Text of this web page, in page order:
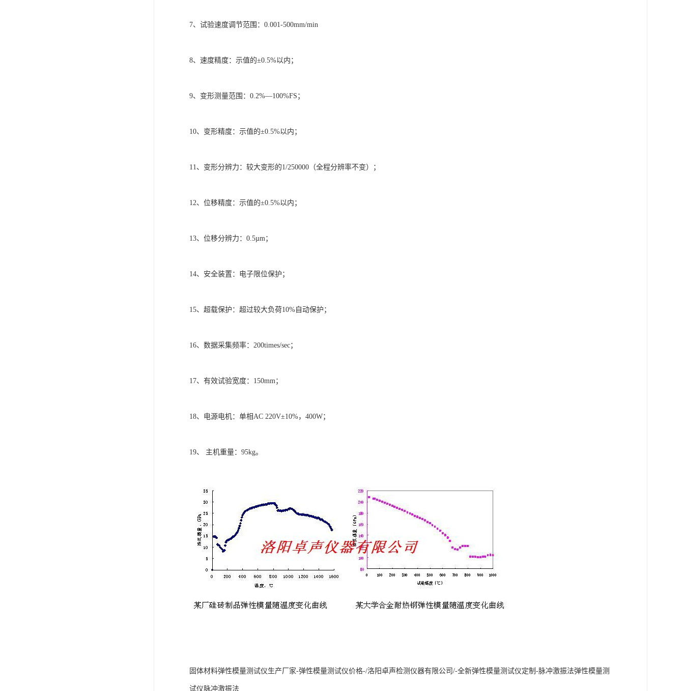
7、试验速度调节范围：0.001-500mm/min
8、速度精度：示值的±0.5%以内；
9、变形测量范围：0.2%—100%FS；
10、变形精度：示值的±0.5%以内；
11、变形分辨力：较大变形的1/250000（全程分辨率不变）；
12、位移精度：示值的±0.5%以内；
13、位移分辨力：0.5µm；
14、安全装置：电子限位保护；
15、超载保护：超过较大负荷10%自动保护；
16、数据采集频率：200times/sec；
17、有效试验宽度：150mm；
18、电源电机：单相AC 220V±10%，400W；
19、 主机重量：95kg。
固体材料弹性模量测试仪生产厂家-弹性模量测试仪价格-/洛阳卓声检测仪器有限公司/-全新弹性模量测试仪定制-脉冲激振法弹性模量测
试仪脉冲激振法